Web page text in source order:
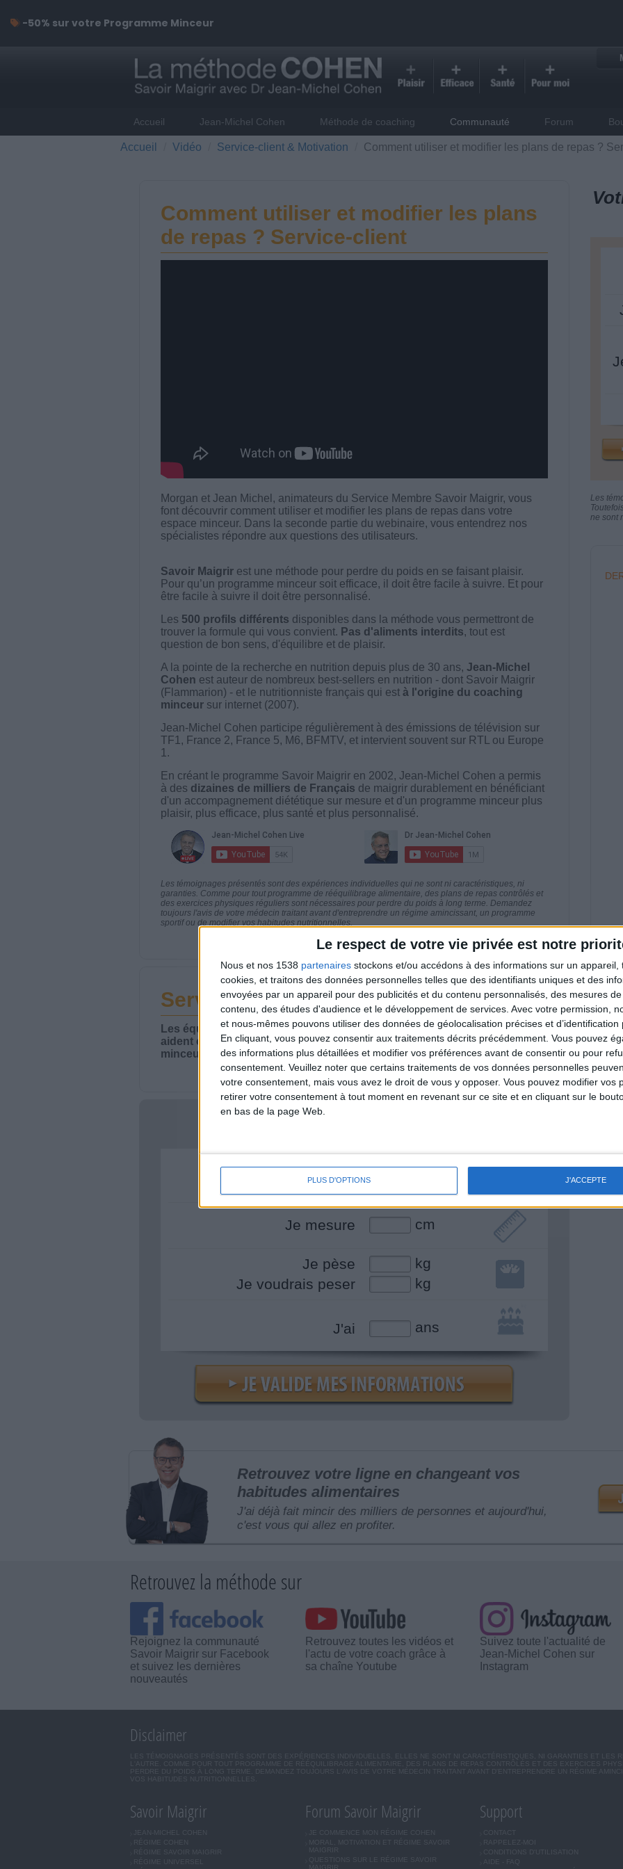
Le respect de votre vie privée est notre
Nous et nos 1538 partenaires stockons et/ou accédons à des informations sur un appareil,
cookies, et traitons des données personnelles telles que des identifiants uniques et des
envoyées par un appareil pour des publicités et du contenu personnalisés, des mesures
contenu, des études d'audience et le développement de services. Avec votre permission,
et nous-mêmes pouvons utiliser des données de géolocalisation précises et d’identification
En cliquant, vous pouvez consentir aux traitements décrits précédemment. Vous pouvez
des informations plus détaillées et modifier vos préférences avant de consentir ou pour
consentement. Veuillez noter que certains traitements de vos données personnelles
votre consentement, mais vous avez le droit de vous y opposer. Vous pouvez modifier vos
retirer votre consentement à tout moment en revenant sur ce site et en cliquant sur le
en bas de la page Web.
PLUS D'OPTIONS J'ACCEPTE
Accueil Jean-Michel Cohen Méthode de coaching Communauté Forum
Accueil Vidéo Service-client & Motivation Comment utiliser et modifier les plans de repas ?
Comment utiliser et modifier les plans
de repas ? Service-client
Morgan et Jean Michel, animateurs du Service Membre Savoir Maigrir, vous
font découvrir comment utiliser et modifier les plans de repas dans votre
espace minceur. Dans la seconde partie du webinaire, vous entendrez nos
spécialistes répondre aux questions des utilisateurs.
Savoir Maigrirest une méthode pour perdre du poids en se faisant plaisir.
Pour qu’un programme minceur soit efficace, il doit être facile à suivre. Et pour
être facile à suivre il doit être personnalisé.
Les 500 profils différents disponibles dans la méthode vous permettront de
trouver la formule qui vous convient. Pas d'aliments interdits, tout est
question de bon sens, d'équilibre et de plaisir.
A la pointe de la recherche en nutrition depuis plus de 30 ans, Jean-Michel
Cohen est auteur de nombreux best-sellers en nutrition - dont Savoir Maigrir
(Flammarion) - et le nutritionniste français qui est à l'origine du coaching
minceursur internet (2007).
Jean-Michel Cohen participe régulièrement à des émissions de télévision sur
TF1, France 2, France 5, M6, BFMTV, et intervient souvent sur RTL ou Europe
1.
En créant le programme Savoir Maigrir en 2002, Jean-Michel Cohen a permis
à des dizaines de milliers de Français de maigrir durablement en bénéficiant
d'un accompagnement diététique sur mesure et d'un programme minceur plus
plaisir, plus efficace, plus santé et plus personnalisé.
Les témoignages présentés sont des expériences individuelles qui ne sont ni caractéristiques, ni
garanties. Comme pour tout programme de rééquilibrage alimentaire, des plans de repas contrôlés et
des exercices physiques réguliers sont nécessaires pour perdre du poids à long terme. Demandez
toujours l'avis de votre médecin traitant avant d'entreprendre un régime amincissant, un programme
sportif ou de modifier vos habitudes nutritionnelles.
Service-client & Motivation Voir tout
Les équipes du Service-client et de la Communauté Savoir Maigrir vous
aident chaque semaine à vous rapprocher sereinement de votre objectif
minceur.
Je suis
un homme
Je mesure cm
Je pèse
kg
Je voudrais peser
kg
J'ai ans
Les
ne sont
Retrouvez votre ligne en changeant vos
habitudes alimentaires
J'ai déjà fait mincir des milliers de personnes et aujourd'hui,
c'est vous qui allez en profiter.
Retrouvez la méthode sur
Rejoignez la communauté
Savoir Maigrir sur Facebook
et suivez les dernières
nouveautés
Retrouvez toutes les vidéos et
l'actu de votre coach grâce à
sa chaîne Youtube
Suivez toute l'actualité de
Jean-Michel Cohen sur
Instagram
Disclaimer
LES TÉMOIGNAGES PRÉSENTÉS SONT DES EXPÉRIENCES INDIVIDUELLES. ELLES NE SONT NI CARACTÉRISTIQUES, NI GARANTIES ET LES
L'AUTRE. COMME POUR TOUT PROGRAMME DE RÉÉQUILIBRAGE ALIMENTAIRE, DES PLANS DE REPAS CONTRÔLÉS ET DES EXERCICES
PERDRE DU POIDS À LONG TERME. DEMANDEZ TOUJOURS L'AVIS DE VOTRE MÉDECIN TRAITANT AVANT D'ENTREPRENDRE UN RÉGIME
VOS HABITUDES NUTRITIONNELLES.
Savoir Maigrir
JEAN-MICHEL COHEN
RÉGIME COHEN
RÉGIME SAVOIR MAIGRIR
RÉGIME UNIVERSEL
Forum Savoir Maigrir
JE COMMENCE MON RÉGIME COHEN
MORAL, MOTIVATION ET RÉGIME SAVOIR
MAIGRIR
QUESTIONS SUR LE RÉGIME SAVOIR
MAIGRIR
Support
CONTACT
RAPPELEZ-MOI
CONDITIONS D'UTILISATION
AIDE - FAQ
-50% sur votre Programme Minceur